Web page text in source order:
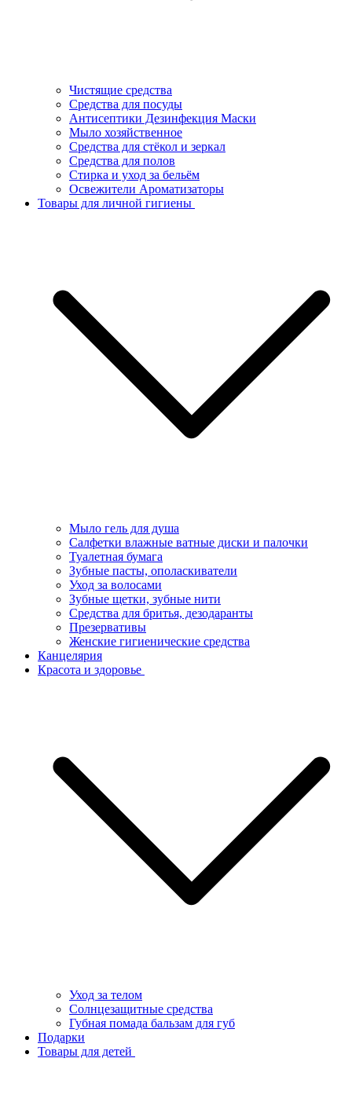
Чистящие средства
Средства для посуды
Антисептики Дезинфекция Маски
Мыло хозяйственное
Средства для стёкол и зеркал
Средства для полов
Стирка и уход за бельём
Освежители Ароматизаторы
Товары для личной гигиены
Мыло гель для душа
Салфетки влажные ватные диски и палочки
Туалетная бумага
Зубные пасты, ополаскиватели
Уход за волосами
Зубные щетки, зубные нити
Средства для бритья, дезодаранты
Презервативы
Женские гигиенические средства
Канцелярия
Красота и здоровье
Уход за телом
Солнцезащитные средства
Губная помада бальзам для губ
Подарки
Товары для детей